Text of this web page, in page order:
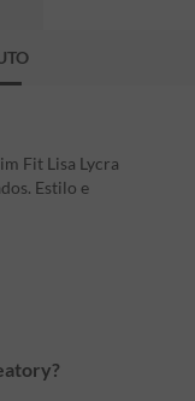
Fit Lisa Lycra
Estilo e